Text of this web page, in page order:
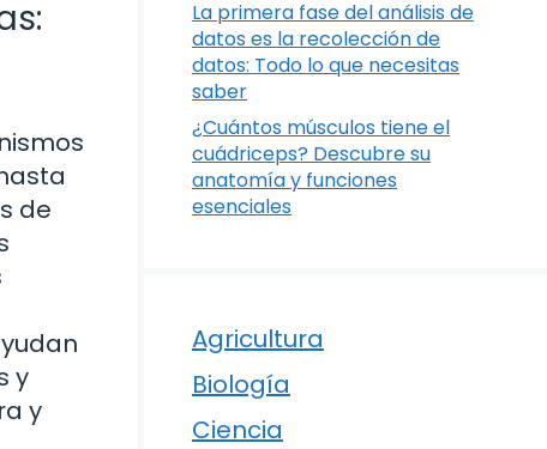
de
y
y
La primera fase del análisis de
datos es la recolección de
datos: Todo lo que necesitas
saber
¿Cuántos músculos tiene el
cuádriceps? Descubre su
anatomía y funciones
esenciales
Agricultura
Biología
Ciencia